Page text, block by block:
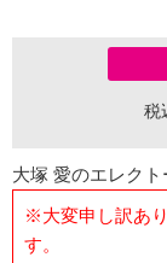
税
大塚 愛のエレク
※大変申し訳あ
す。